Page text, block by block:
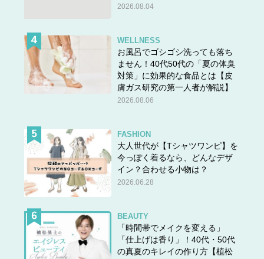
2026.08.04
WELLNESS
お風呂でゴシゴシ洗っても落ち
ません！40代50代の「夏の体臭
対策」に効果的な食品とは【皮
膚ガス研究の第一人者が解説】
2026.08.06
FASHION
大人世代が【Tシャツワンピ】を
今っぽく着るなら、どんなデザ
イン？合わせる小物は？
2026.06.28
BEAUTY
「時間帯でメイクを変える」
「仕上げは香り」！40代・50代
の真夏のキレイの作り方【植松